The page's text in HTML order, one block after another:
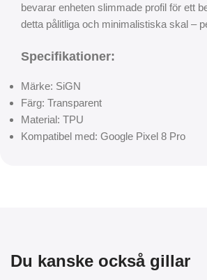
bevarar enheten slimmade profil för ett
detta pålitliga och minimalistiska skal –
Specifikationer:
Märke: SiGN
Färg: Transparent
Material: TPU
Kompatibel med: Google Pixel 8 Pro
Du kanske också gillar